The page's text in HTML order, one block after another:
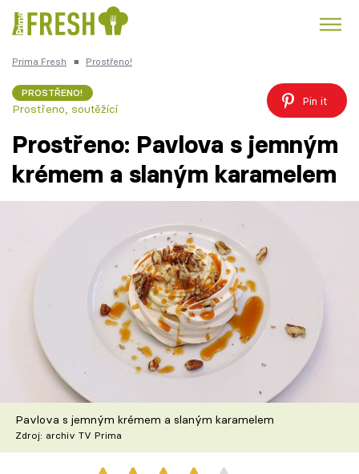
Česká kuchyně
TV Program
Škola vaření
Recepty z TV
Speciál: Cuketa
Prima Fresh ■ Prostřeno!
PROSTŘENO!
Prostřeno, soutěžící
Pin it
Prostřeno: Pavlova s jemným
krémem a slaným karamelem
Pavlova s jemným krémem a slaným karamelem
Zdroj: archiv TV Prima